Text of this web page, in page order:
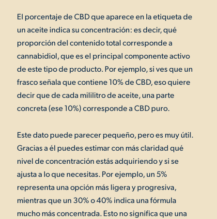
El porcentaje de CBD que aparece en la etiqueta de
un aceite indica su concentración: es decir, qué
proporción del contenido total corresponde a
cannabidiol, que es el principal componente activo
de este tipo de producto. Por ejemplo, si ves que un
frasco señala que contiene 10% de CBD, eso quiere
decir que de cada mililitro de aceite, una parte
concreta (ese 10%) corresponde a CBD puro.
Este dato puede parecer pequeño, pero es muy útil.
Gracias a él puedes estimar con más claridad qué
nivel de concentración estás adquiriendo y si se
ajusta a lo que necesitas. Por ejemplo, un 5%
representa una opción más ligera y progresiva,
mientras que un 30% o 40% indica una fórmula
mucho más concentrada. Esto no significa que una